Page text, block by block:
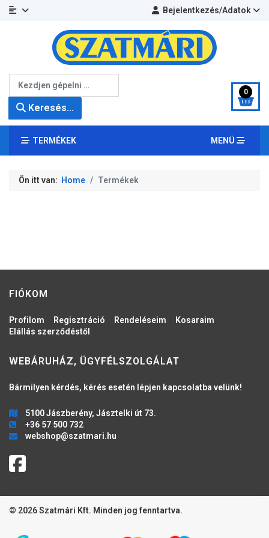
Bejelentkezés/Adatok
Keresés...
0
TERMÉKEK MENÜ
Ön itt van: Home Termékek
FIÓKOM
Profilom Regisztráció Rendeléseim
Kosaraim
Elállás szerződéstől
WEBÁRUHÁZ, ÜGYFÉLSZOLGÁLAT
Bármilyen kérdés, kérés esetén lépjen kapcsolatba velünk!
5100 Jászberény, Jásztelki út 73.
+36 57 500 732
webshop@szatmari.hu
© 2026 Szatmári Kft. Minden jog fenntartva.